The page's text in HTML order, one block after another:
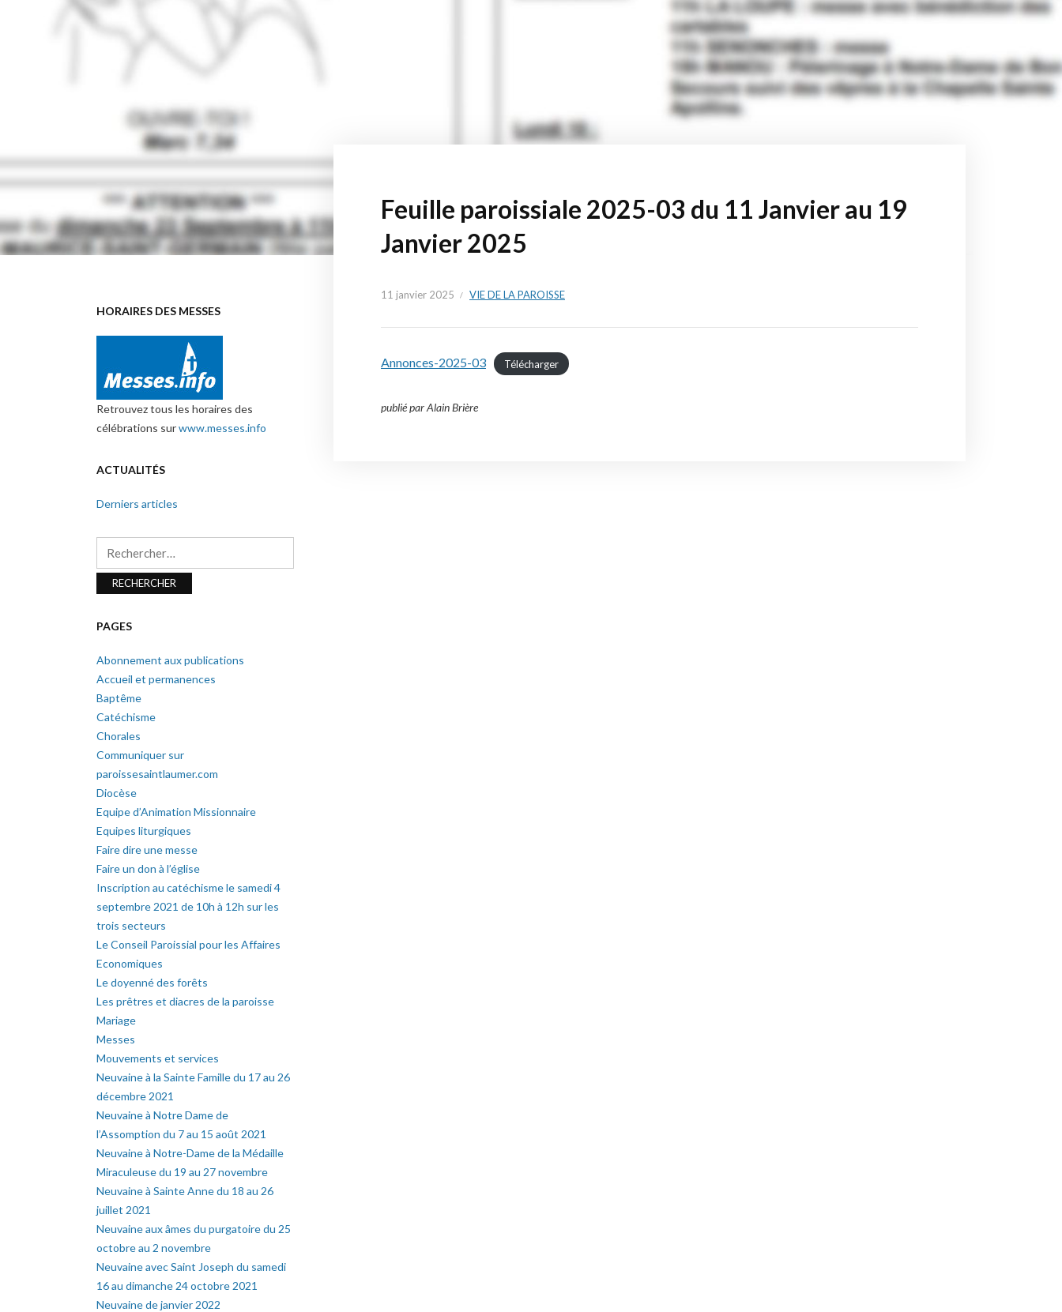
Feuille paroissiale 2025-03 du 11 Janvier au 19
Janvier 2025
11 janvier 2025 VIE DE LA PAROISSE
Annonces-2025-03 Télécharger
publié par Alain Brière
HORAIRES DES MESSES
Retrouvez tous les horaires des
célébrations surwww.messes.info
ACTUALITÉS
Derniers articles
PAGES
Abonnement aux publications
Accueil et permanences
Baptême
Catéchisme
Chorales
Communiquer sur
paroissesaintlaumer.com
Diocèse
Equipe d’Animation Missionnaire
Equipes liturgiques
Faire dire une messe
Faire un don à l’église
Inscription au catéchisme le samedi 4
septembre 2021 de 10h à 12h sur les
trois secteurs
Le Conseil Paroissial pour les Affaires
Economiques
Le doyenné des forêts
Les prêtres et diacres de la paroisse
Mariage
Messes
Mouvements et services
Neuvaine à la Sainte Famille du 17 au 26
décembre 2021
Neuvaine à Notre Dame de
l’Assomption du 7 au 15 août 2021
Neuvaine à Notre-Dame de la Médaille
Miraculeuse du 19 au 27 novembre
Neuvaine à Sainte Anne du 18 au 26
juillet 2021
Neuvaine aux âmes du purgatoire du 25
octobre au 2 novembre
Neuvaine avec Saint Joseph du samedi
16 au dimanche 24 octobre 2021
Neuvaine de janvier 2022